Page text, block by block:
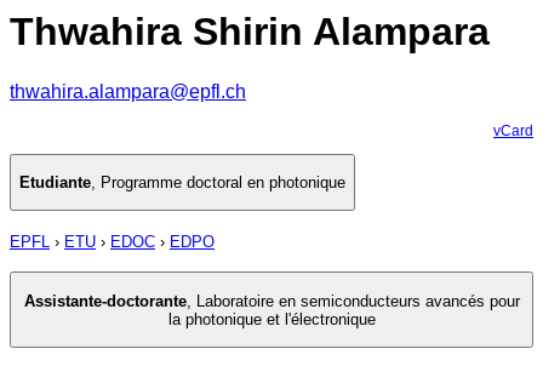
Thwahira Shirin Alampara
thwahira.alampara@epfl.ch
vCard
Etudiante, Programme doctoral en photonique
EPFL › ETU › EDOC › EDPO
Assistante-doctorante, Laboratoire en semiconducteurs avancés pour
la photonique et l'électronique